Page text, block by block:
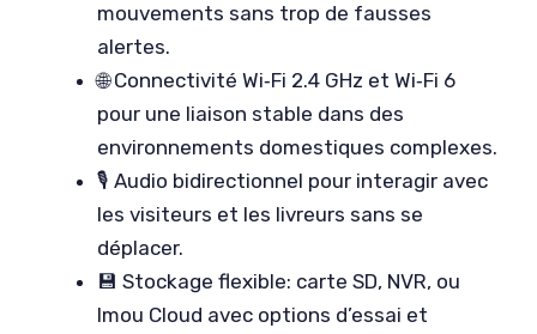
mouvements sans trop de fausses
alertes.
🌐 Connectivité Wi‑Fi 2.4 GHz et Wi‑Fi 6
pour une liaison stable dans des
environnements domestiques complexes.
🎙️ Audio bidirectionnel pour interagir avec
les visiteurs et les livreurs sans se
déplacer.
💾 Stockage flexible: carte SD, NVR, ou
Imou Cloud avec options d’essai et